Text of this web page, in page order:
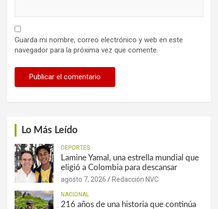
Guarda mi nombre, correo electrónico y web en este
navegador para la próxima vez que comente.
Lo Más Leído
DEPORTES
Lamine Yamal, una estrella mundial que
eligió a Colombia para descansar
agosto 7, 2026 Redacción NVC
NACIONAL
216 años de una historia que continúa